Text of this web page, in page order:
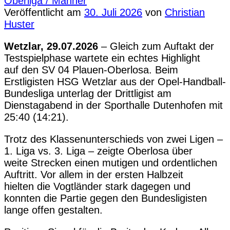
Veröffentlicht am 30. Juli 2026 von Christian
Huster
Wetzlar, 29.07.2026 – Gleich zum Auftakt der
Testspielphase wartete ein echtes Highlight
auf den SV 04 Plauen-Oberlosa. Beim
Erstligisten HSG Wetzlar aus der Opel-Handball-
Bundesliga unterlag der Drittligist am
Dienstagabend in der Sporthalle Dutenhofen mit
25:40 (14:21).
Trotz des Klassenunterschieds von zwei Ligen –
1. Liga vs. 3. Liga – zeigte Oberlosa über
weite Strecken einen mutigen und ordentlichen
Auftritt. Vor allem in der ersten Halbzeit
hielten die Vogtländer stark dagegen und
konnten die Partie gegen den Bundesligisten
lange offen gestalten.